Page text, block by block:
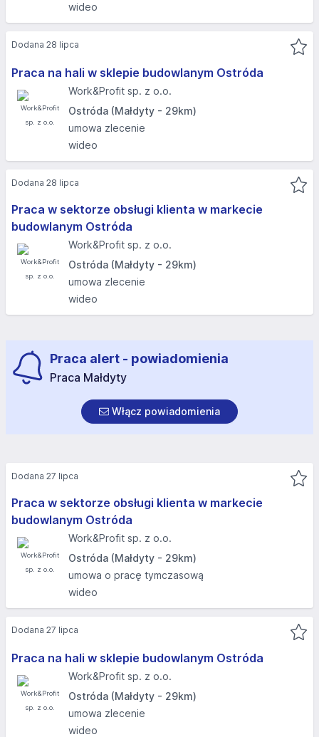
wideo
Praca na hali w sklepie budowlanym Ostróda
Work&Profit sp. z o.o.
Ostróda (Małdyty - 29km)
umowa zlecenie
wideo
Dodana 28 lipca
Praca w sektorze obsługi klienta w markecie
budowlanym Ostróda
Work&Profit sp. z o.o.
Ostróda (Małdyty - 29km)
umowa zlecenie
wideo
Dodana 28 lipca
Praca alert - powiadomienia
Praca Małdyty
Włącz powiadomienia
Praca w sektorze obsługi klienta w markecie
budowlanym Ostróda
Work&Profit sp. z o.o.
Ostróda (Małdyty - 29km)
umowa o pracę tymczasową
wideo
Dodana 27 lipca
Praca na hali w sklepie budowlanym Ostróda
Work&Profit sp. z o.o.
Ostróda (Małdyty - 29km)
umowa zlecenie
wideo
Dodana 27 lipca